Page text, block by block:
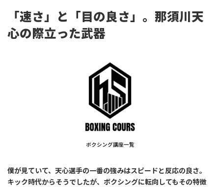
「速さ」と「目の良さ」。那須川天
心の際立った武器
ボクシング講座一覧
僕が見ていて、天心選手の一番の強みはスピードと反応の良さ。
キック時代からそうでしたが、ボクシングに転向してもその特徴